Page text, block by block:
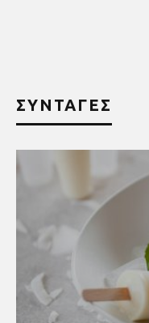
ΣΥΝΤΑΓΕΣ